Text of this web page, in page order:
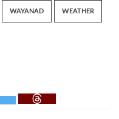
WAYANAD WEATHER